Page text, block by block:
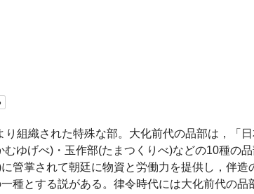
り組織された特殊な部。大化前代の品部は，「
むゆげべ)・玉作部(たまつくりべ)などの10種の
管掌されて朝廷に物資と労働力を提供し，伴
種とする説がある。律令時代には大化前代の品